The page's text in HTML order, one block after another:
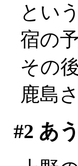
とい
宿の
その
鹿島
#2 あ